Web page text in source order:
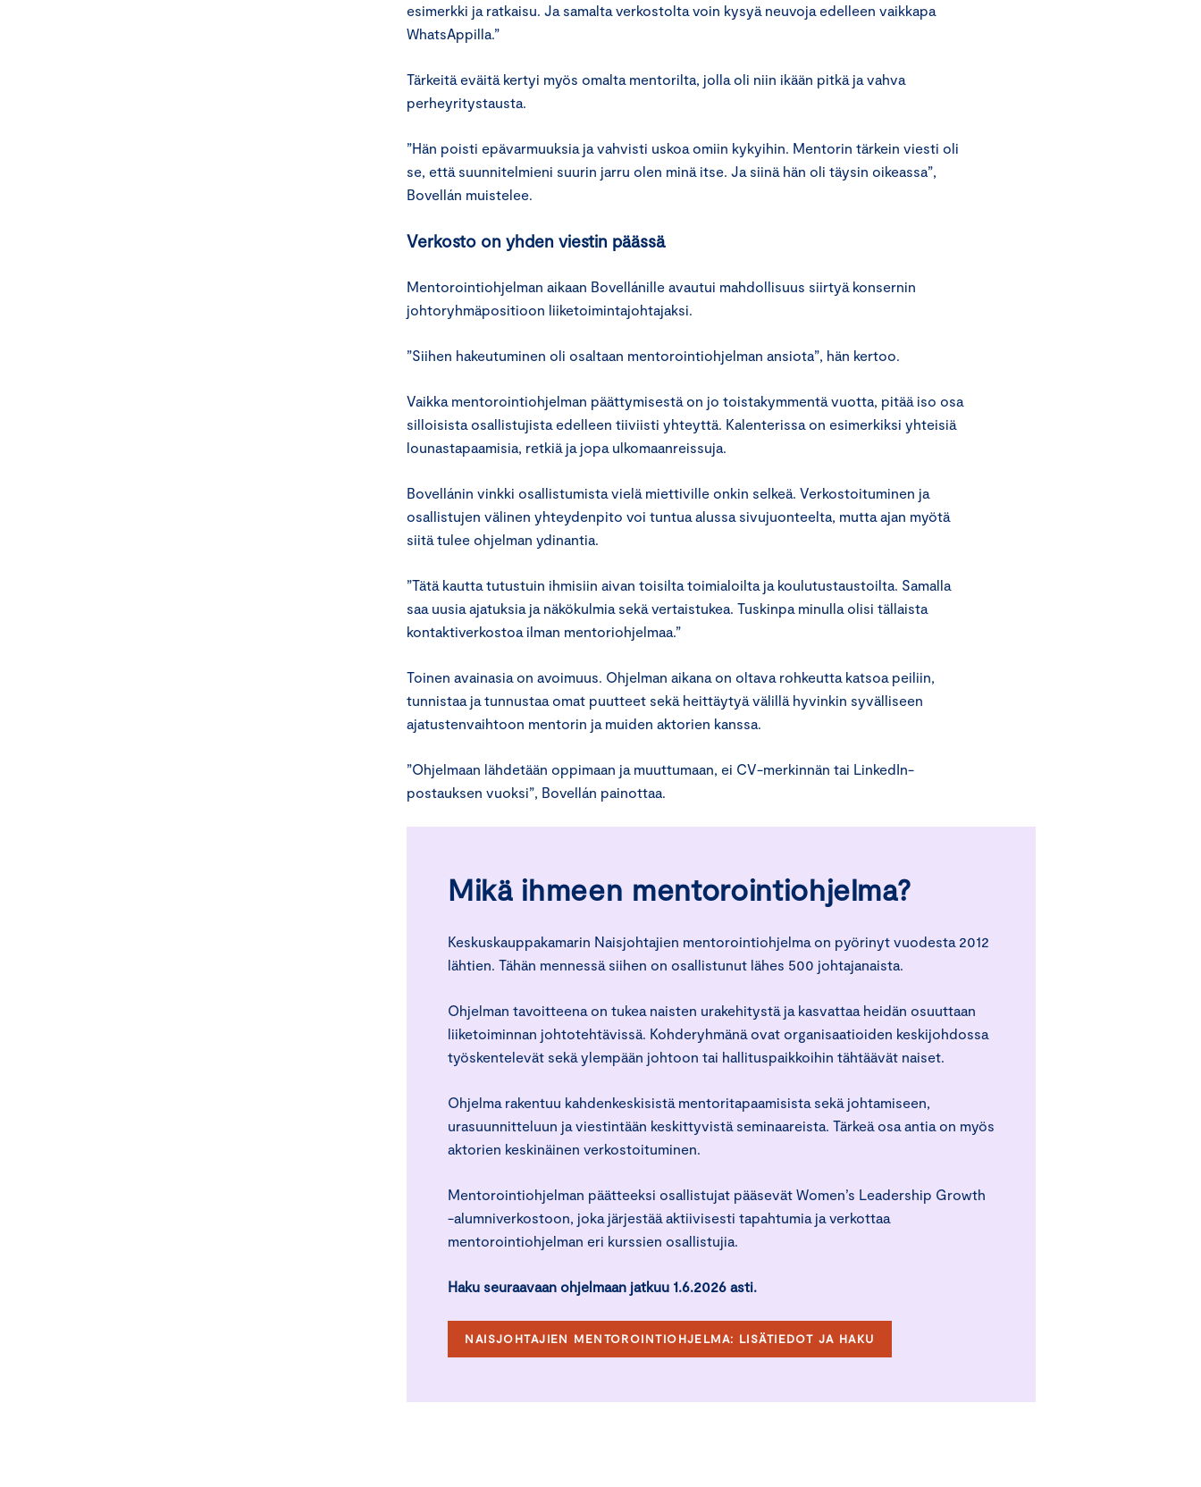
esimerkki ja ratkaisu. Ja samalta verkostolta voin kysyä neuvoja edelleen vaikkapa
WhatsAppilla.”
Tärkeitä eväitä kertyi myös omalta mentorilta, jolla oli niin ikään pitkä ja vahva
perheyritystausta.
”Hän poisti epävarmuuksia ja vahvisti uskoa omiin kykyihin. Mentorin tärkein viesti oli
se, että suunnitelmieni suurin jarru olen minä itse. Ja siinä hän oli täysin oikeassa”,
Bovellán muistelee.
Verkosto on yhden viestin päässä
Mentorointiohjelman aikaan Bovellánille avautui mahdollisuus siirtyä konsernin
johtoryhmäpositioon liiketoimintajohtajaksi.
”Siihen hakeutuminen oli osaltaan mentorointiohjelman ansiota”, hän kertoo.
Vaikka mentorointiohjelman päättymisestä on jo toistakymmentä vuotta, pitää iso osa
silloisista osallistujista edelleen tiiviisti yhteyttä. Kalenterissa on esimerkiksi yhteisiä
lounastapaamisia, retkiä ja jopa ulkomaanreissuja.
Bovellánin vinkki osallistumista vielä miettiville onkin selkeä. Verkostoituminen ja
osallistujen välinen yhteydenpito voi tuntua alussa sivujuonteelta, mutta ajan myötä
siitä tulee ohjelman ydinantia.
”Tätä kautta tutustuin ihmisiin aivan toisilta toimialoilta ja koulutustaustoilta. Samalla
saa uusia ajatuksia ja näkökulmia sekä vertaistukea. Tuskinpa minulla olisi tällaista
kontaktiverkostoa ilman mentoriohjelmaa.”
Toinen avainasia on avoimuus. Ohjelman aikana on oltava rohkeutta katsoa peiliin,
tunnistaa ja tunnustaa omat puutteet sekä heittäytyä välillä hyvinkin syvälliseen
ajatustenvaihtoon mentorin ja muiden aktorien kanssa.
”Ohjelmaan lähdetään oppimaan ja muuttumaan, ei CV-merkinnän tai LinkedIn-
postauksen vuoksi”, Bovellán painottaa.
Mikä ihmeen mentorointiohjelma?
Keskuskauppakamarin Naisjohtajien mentorointiohjelma on pyörinyt vuodesta 2012
lähtien. Tähän mennessä siihen on osallistunut lähes 500 johtajanaista.
Ohjelman tavoitteena on tukea naisten urakehitystä ja kasvattaa heidän osuuttaan
liiketoiminnan johtotehtävissä. Kohderyhmänä ovat organisaatioiden keskijohdossa
työskentelevät sekä ylempään johtoon tai hallituspaikkoihin tähtäävät naiset.
Ohjelma rakentuu kahdenkeskisistä mentoritapaamisista sekä johtamiseen,
urasuunnitteluun ja viestintään keskittyvistä seminaareista. Tärkeä osa antia on myös
aktorien keskinäinen verkostoituminen.
Mentorointiohjelman päätteeksi osallistujat pääsevät Women’s Leadership Growth
-alumniverkostoon, joka järjestää aktiivisesti tapahtumia ja verkottaa
mentorointiohjelman eri kurssien osallistujia.
Haku seuraavaan ohjelmaan jatkuu 1.6.2026 asti.
NAISJOHTAJIEN MENTOROINTIOHJELMA: LISÄTIEDOT JA HAKU